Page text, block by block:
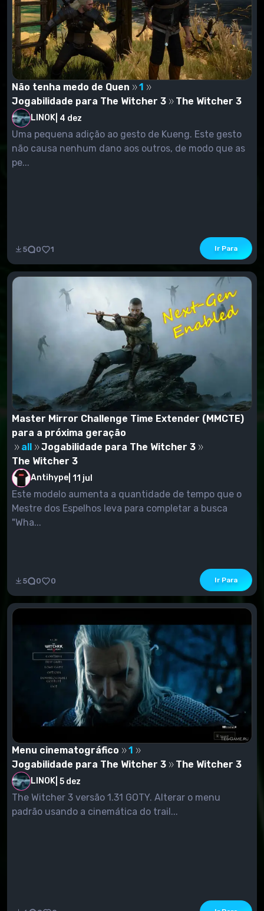
Não tenha medo de Quen
1
Jogabilidade para The Witcher 3
The Witcher 3
LINOK 4 dez
Uma pequena adição ao gesto de Kueng. Este gesto
não causa nenhum dano aos outros, de modo que as
pe...
5 0 1 Ir Para
Master Mirror Challenge Time Extender (MMCTE)
para a próxima geração
all
Jogabilidade para The Witcher 3
The Witcher 3
Antihype 11 jul
Este modelo aumenta a quantidade de tempo que o
Mestre dos Espelhos leva para completar a busca
"Wha...
5 0 0 Ir Para
Menu cinematográfico
1
Jogabilidade para The Witcher 3
The Witcher 3
LINOK 5 dez
The Witcher 3 versão 1.31 GOTY. Alterar o menu
padrão usando a cinemática do trail...